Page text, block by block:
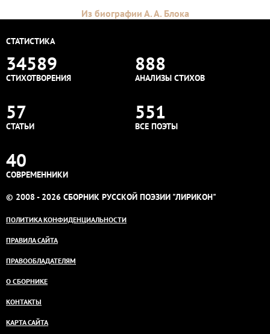
Из биографии А. А. Блока
СТАТИСТИКА
34589
СТИХОТВОРЕНИЯ
888
АНАЛИЗЫ СТИХОВ
57
СТАТЬИ
551
ВСЕ ПОЭТЫ
40
СОВРЕМЕННИКИ
© 2008 - 2026 СБОРНИК РУССКОЙ ПОЭЗИИ "ЛИРИКОН"
ПОЛИТИКА КОНФИДЕНЦИАЛЬНОСТИ
ПРАВИЛА САЙТА
ПРАВООБЛАДАТЕЛЯМ
О СБОРНИКЕ
КОНТАКТЫ
КАРТА САЙТА